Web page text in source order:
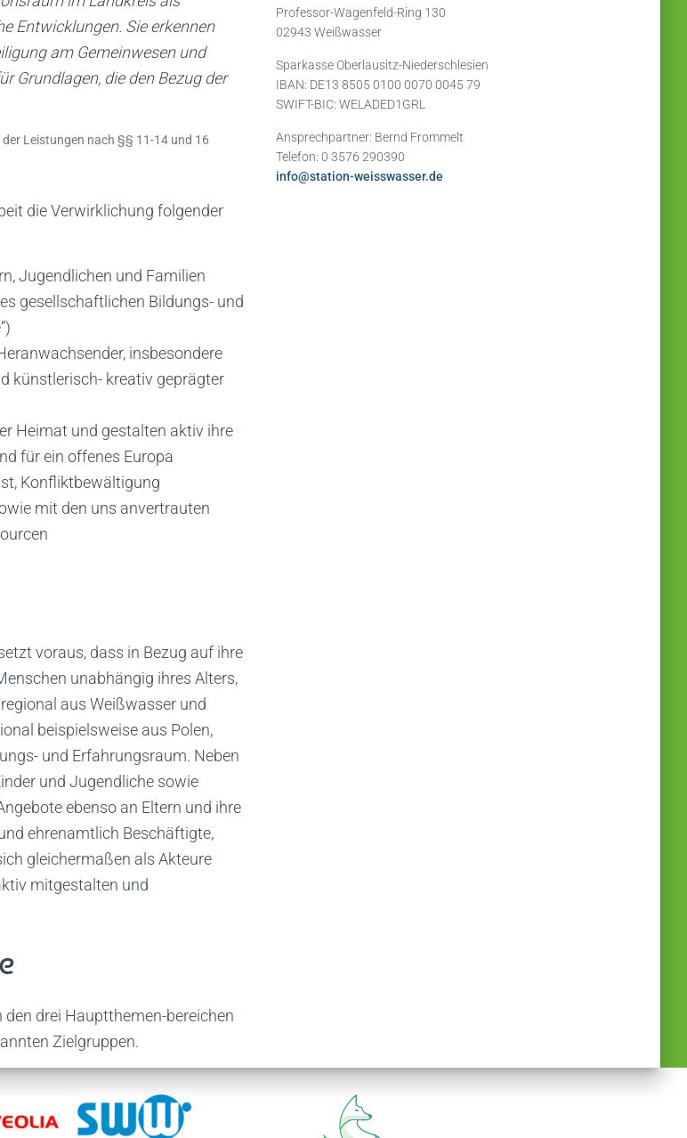
Entwicklungen. Sie erkennen
am Gemeinwesen und
Grundlagen, die den Bezug der
Leistungen nach §§ 11-14 und 16
die Verwirklichung folgender
Jugendlichen und Familien
gesellschaftlichen Bildungs- und
insbesondere
künstlerisch- kreativ geprägter
Heimat und gestalten aktiv ihre
für ein offenes Europa
Konfliktbewältigung
mit den uns anvertrauten
voraus, dass in Bezug auf ihre
unabhängig ihres Alters,
aus Weißwasser und
beispielsweise aus Polen,
und Erfahrungsraum. Neben
und Jugendliche sowie
ebenso an Eltern und ihre
ehrenamtlich Beschäftigte,
gleichermaßen als Akteure
mitgestalten und
drei Hauptthemen-bereichen
Zielgruppen.
Professor-Wagenfeld-Ring 130
02943 Weißwasser
Sparkasse Oberlausitz-Niederschlesien
IBAN: DE13 8505 0100 0070 0045 79
SWIFT-BIC: WELADED1GRL
Ansprechpartner: Bernd Frommelt
Telefon: 0 3576 290390
info@station-weisswasser.de